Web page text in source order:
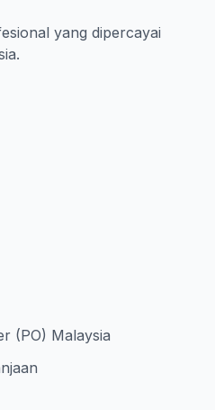
yang dipercayai
(PO) Malaysia